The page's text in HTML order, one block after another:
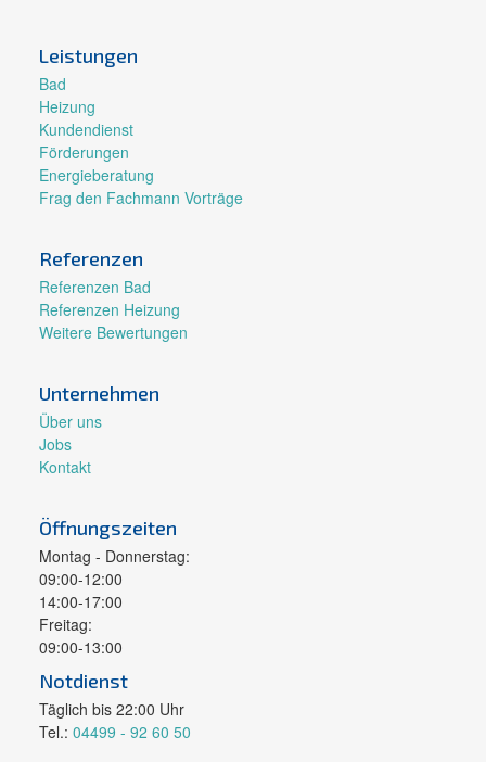
Leistungen
Bad
Heizung
Kundendienst
Förderungen
Energieberatung
Frag den Fachmann Vorträge
Referenzen
Referenzen Bad
Referenzen Heizung
Weitere Bewertungen
Unternehmen
Über uns
Jobs
Kontakt
Öffnungszeiten
Montag - Donnerstag:
09:00-12:00
14:00-17:00
Freitag:
09:00-13:00
Notdienst
Täglich bis 22:00 Uhr
Tel.: 04499 - 92 60 50